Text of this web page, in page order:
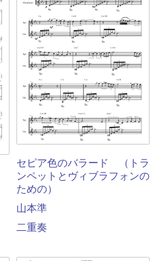
セピア色のバラード （トラ
ンペットとヴィブラフォンの
ための）
山本準
二重奏